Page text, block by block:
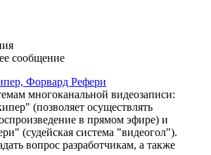
сообщение
Форвард Рефери
многоканальной видеозаписи:
(позволяет осуществлять
в прямом эфире) и
(судейская система "видеогол").
вопрос разработчикам, а также